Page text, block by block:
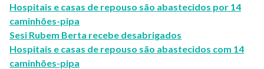
Hospitais e casas de repouso são abastecidos por 14
caminhões-pipa
Sesi Rubem Berta recebe desabrigados
Hospitais e casas de repouso são abastecidos com 14
caminhões-pipa